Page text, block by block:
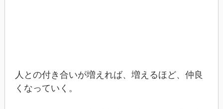
人との付き合いが増えれば、増えるほど、仲良
くなっていく。